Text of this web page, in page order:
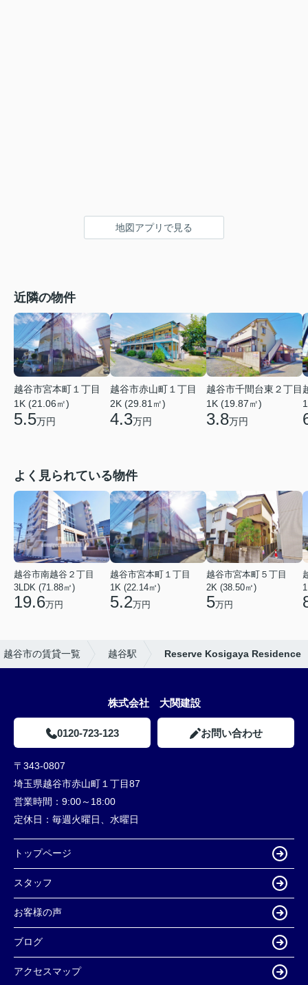
地図アプリで見る
近隣の物件
越谷市宮本町１丁目
1K (21.06㎡)
5.5万円
越谷市赤山町１丁目
2K (29.81㎡)
4.3万円
越谷市千間台東２丁目
1K (19.87㎡)
3.8万円
よく見られている物件
越谷市南越谷２丁目
3LDK (71.88㎡)
19.6万円
越谷市宮本町１丁目
1K (22.14㎡)
5.2万円
越谷市宮本町５丁目
2K (38.50㎡)
5万円
越谷市の賃貸一覧 越谷駅 Reserve Kosigaya Residence
株式会社 大関建設
0120-723-123 お問い合わせ
〒343-0807
埼玉県越谷市赤山町１丁目87
営業時間： 9:00～18:00
定休日： 毎週火曜日、水曜日
トップページ
スタッフ
お客様の声
ブログ
アクセスマップ